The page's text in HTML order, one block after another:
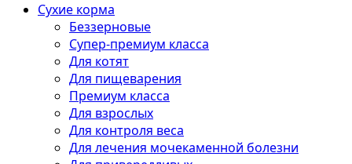
Сухие корма
Беззерновые
Супер-премиум класса
Для котят
Для пищеварения
Премиум класса
Для взрослых
Для контроля веса
Для лечения мочекаменной болезни